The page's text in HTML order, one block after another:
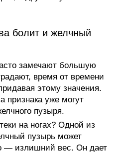
болит и желчный
замечают большую
время от времени
этому значения.
признака уже могут
пузыря.
на ногах? Одной из
пузырь может
— излишний вес. Он дает